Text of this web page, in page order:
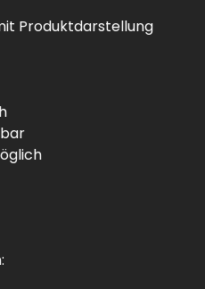
Produktdarstellung